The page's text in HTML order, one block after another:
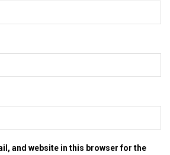
and website in this browser for the